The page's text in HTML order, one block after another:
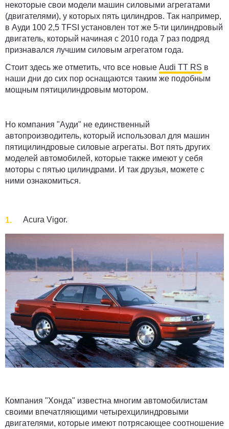
некоторые свои модели машин силовыми агрегатами
(двигателями), у которых пять цилиндров. Так например,
в Ауди 100 2,5 TFSI установлен тот же 5-ти цилиндровый
двигатель, который начиная с 2010 года 7 раз подряд
признавался лучшим силовым агрегатом года.
Стоит здесь же отметить, что все новые Audi TT RS в
наши дни до сих пор оснащаются таким же подобным
мощным пятицилиндровым мотором.
Но компания "Ауди" не единственный
автопроизводитель, который использовал для машин
пятицилиндровые силовые агрегаты. Вот пять других
моделей автомобилей, которые также имеют у себя
моторы с пятью цилиндрами. И так друзья, можете с
ними ознакомиться.
Acura Vigor.
Компания "Хонда" известна многим автомобилистам
своими впечатляющими четырехцилиндровыми
двигателями, которые имеют потрясающее соотношение